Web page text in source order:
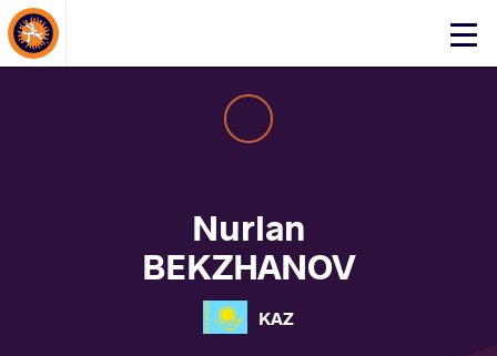
Click
About Events
Nurlan
BEKZHANOV
KAZ